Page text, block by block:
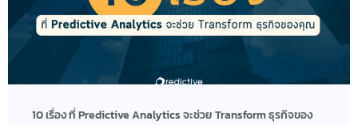
10 เรื่อง ที่ Predictive Analytics จะช่วย Transform ธุรกิจของ